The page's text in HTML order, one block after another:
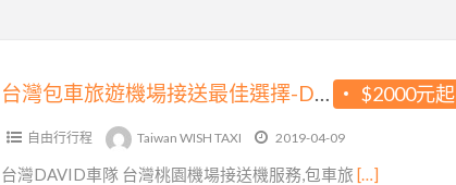
$2000元起
台灣包車旅遊機場接送最佳選擇-DAVID車隊
自由行行程 Taiwan WISH TAXI 2019-04-09
台灣DAVID車隊 台灣桃園機場接送機服務,包車旅 […]